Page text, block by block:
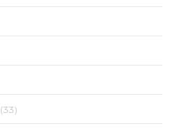
(33)